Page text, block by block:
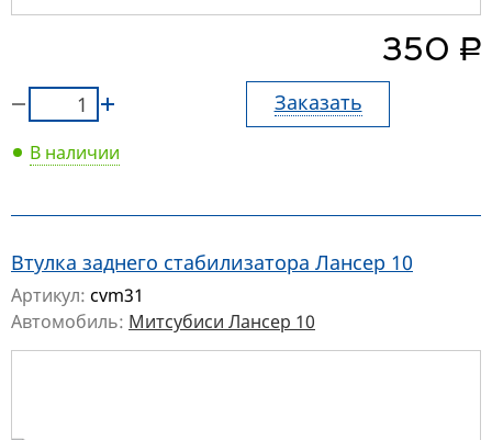
350 руб.
Заказать
В наличии
Втулка заднего стабилизатора Лансер 10
Артикул: cvm31
Автомобиль: Митсубиси Лансер 10